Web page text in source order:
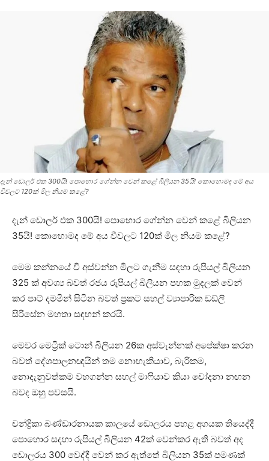
දැන් ඩොලර් එක 300යි! පොහොර ගේන්න වෙන් කළේ බිලියන 35යි! කොහොමද මේ අය
වීවලට 120ක් මිල නියම කළේ?
දැන් ඩොලර් එක 300යි! පොහොර ගේන්න වෙන් කළේ බිලියන
35යි! කොහොමද මේ අය වීවලට 120ක් මිල නියම කළේ?
මෙම කන්නයේ වී අස්වන්න මිලට ගැනීම සඳහා රුපියල් බිලියන
325 ක් අවශ්‍ය බවත් රජය රුපියල් බිලියන පහක මුදලක් වෙන්
කර පාට් දමමින් සිටින බවත් ප්‍රකට සහල් ව්‍යාපාරික ඩඩ්ලි
සිරිසේන මහතා සඳහන් කරයි.
මෙවර මෙට්‍රික් ටොන් බිලියන 26ක අස්වැන්නක් අපේක්ෂා කරන
බවත් දේශපාලනඥයින් තම නොහැකියාව, බැරිකම,
නොදැනුවත්කම වහගන්න සහල් මාෆියාව කියා චෝදනා නඟන
බවද ඔහු පවසයි.
චන්ද්‍රිකා බණ්ඩාරනායක කාලයේ ඩොලරය පහළ අගයක තියෙද්දී
පොහොර සදහා රුපියල් බිලියන 42ක් වෙන්කර ඇති බවත් අද
ඩොලරය 300 වෙද්දී වෙන් කර ඇත්තේ බිලියන 35ක් පමණක්